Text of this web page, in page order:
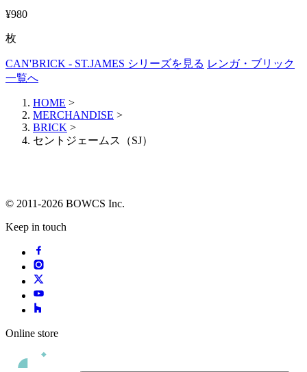
¥980
枚
CAN'BRICK - ST.JAMES シリーズを見る レンガ・ブリック
一覧へ
HOME >
MERCHANDISE >
BRICK >
セントジェームス（SJ）
© 2011-2026 BOWCS Inc.
Keep in touch
Online store